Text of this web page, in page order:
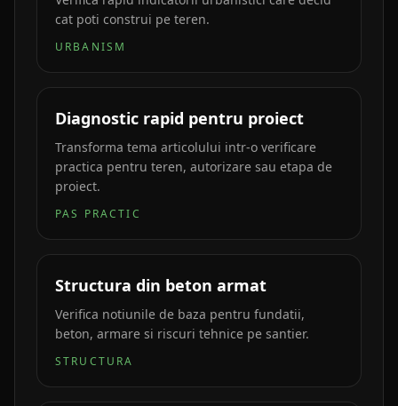
cat poti construi pe teren.
URBANISM
Diagnostic rapid pentru proiect
Transforma tema articolului intr-o verificare
practica pentru teren, autorizare sau etapa de
proiect.
PAS PRACTIC
Structura din beton armat
Verifica notiunile de baza pentru fundatii,
beton, armare si riscuri tehnice pe santier.
STRUCTURA